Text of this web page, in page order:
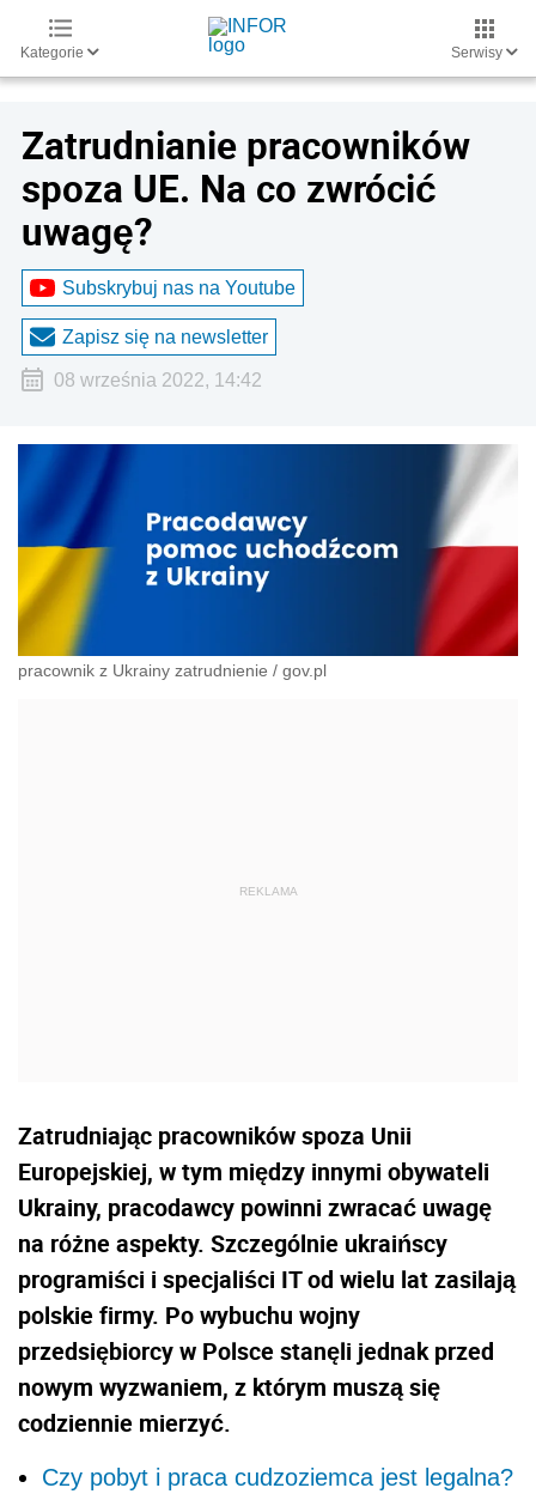
Kategorie Serwisy
Zatrudnianie pracowników
spoza UE. Na co zwrócić
uwagę?
Subskrybuj nas na Youtube
Zapisz się na newsletter
08 września 2022, 14:42
pracownik z Ukrainy zatrudnienie / gov.pl
Zatrudniając pracowników spoza Unii
Europejskiej, w tym między innymi obywateli
Ukrainy, pracodawcy powinni zwracać uwagę
na różne aspekty. Szczególnie ukraińscy
programiści i specjaliści IT od wielu lat zasilają
polskie firmy. Po wybuchu wojny
przedsiębiorcy w Polsce stanęli jednak przed
nowym wyzwaniem, z którym muszą się
codziennie mierzyć.
Czy pobyt i praca cudzoziemca jest legalna?